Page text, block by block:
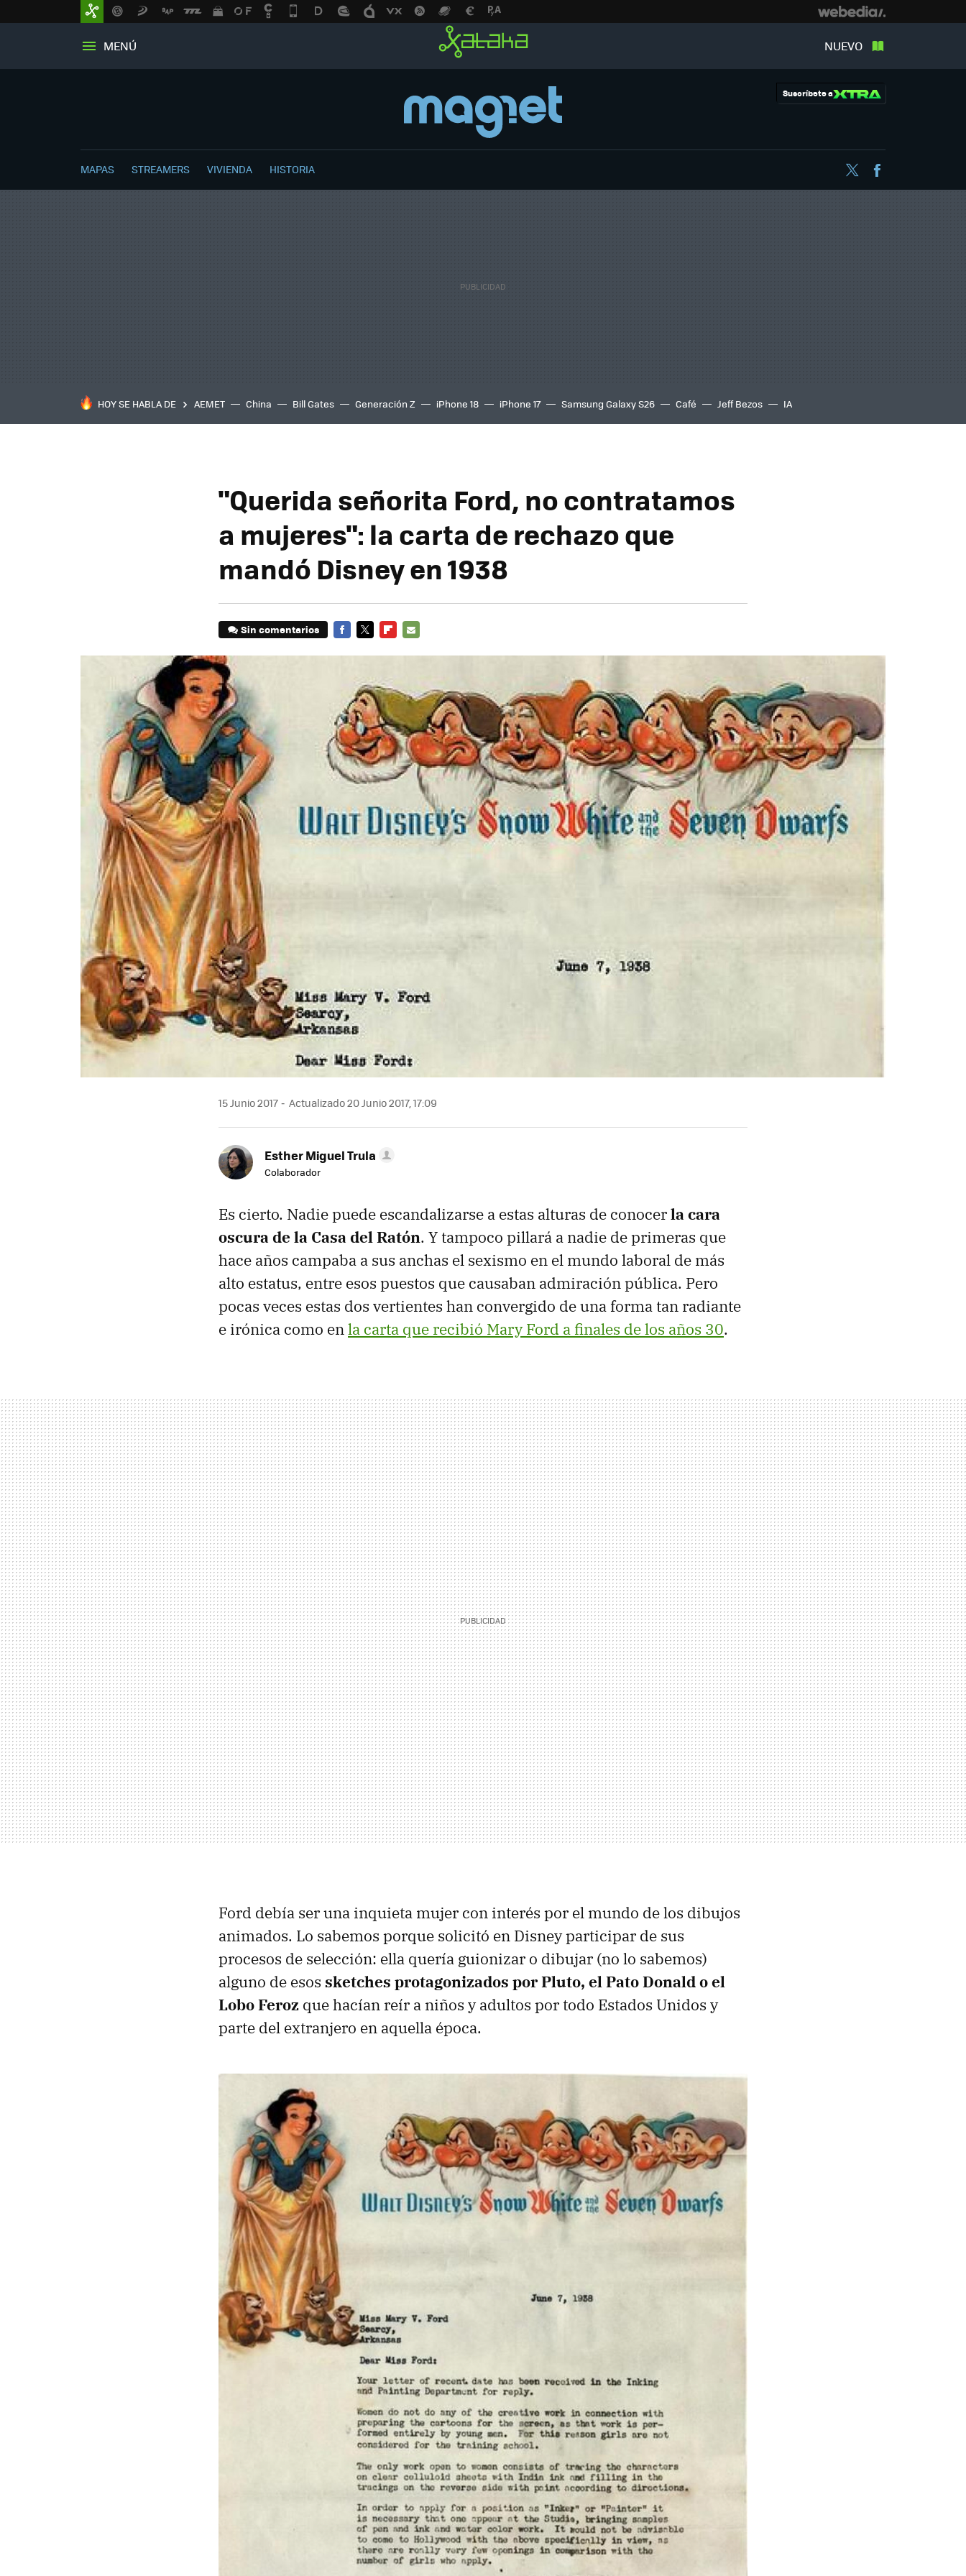
MENÚ NUEVO
Suscríbete a
MAPAS STREAMERS VIVIENDA HISTORIA Twitter
HOY SE HABLA DE AEMET China Bill Gates Generación Z iPhone 18 iPhone 17 Samsung Galaxy S26 Café Jeff Bezos IA
"Querida señorita Ford, no contratamos
a mujeres": la carta de rechazo que
mandó Disney en 1938
Sin comentarios
15 Junio 2017 Actualizado 20 Junio 2017, 17:09
Esther Miguel Trula
Colaborador
Es cierto. Nadie puede escandalizarse a estas alturas de conocerla cara
oscura de la Casa del Ratón. Y tampoco pillará a nadie de primeras que
hace años campaba a sus anchas el sexismo en el mundo laboral de más
alto estatus, entre esos puestos que causaban admiración pública. Pero
pocas veces estas dos vertientes han convergido de una forma tan radiante
e irónica como enla carta que recibió Mary Ford a finales de los años 30.
Ford debía ser una inquieta mujer con interés por el mundo de los dibujos
animados. Lo sabemos porque solicitó en Disney participar de sus
procesos de selección: ella quería guionizar o dibujar (no lo sabemos)
alguno de esos sketches protagonizados por Pluto, el Pato Donald o el
Lobo Feroz que hacían reír a niños y adultos por todo Estados Unidos y
parte del extranjero en aquella época.